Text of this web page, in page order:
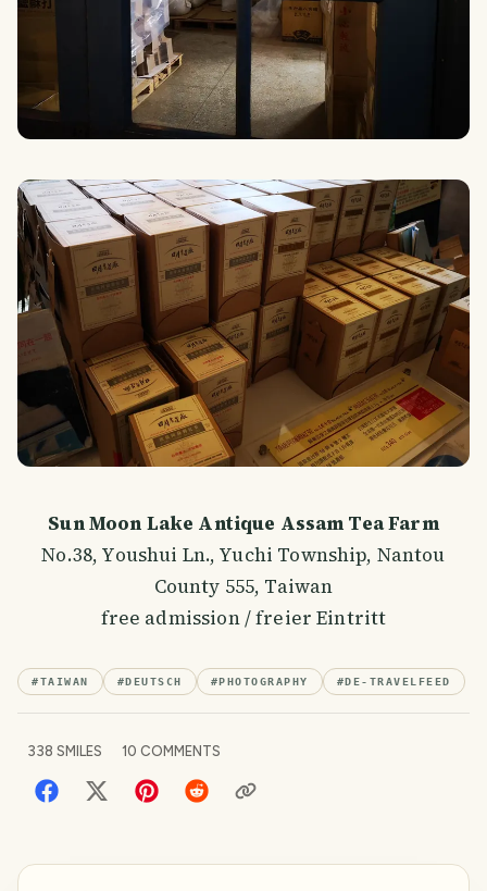
Sun Moon Lake Antique Assam Tea Farm
No.38, Youshui Ln., Yuchi Township, Nantou
County 555, Taiwan
free admission / freier Eintritt
#TAIWAN #DEUTSCH #PHOTOGRAPHY #DE-TRAVELFEED
338 SMILES 10 COMMENTS